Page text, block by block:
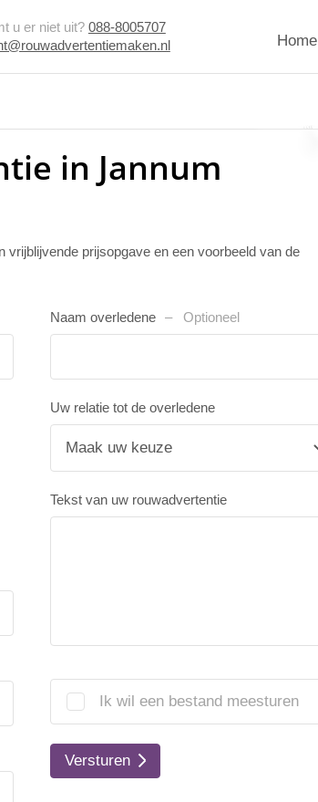
u er niet uit? 088-8005707
Home
in Jannum
vrijblijvende prijsopgave en een voorbeeld van de
Naam overledene Optioneel
Uw relatie tot de overledene
Tekst van uw rouwadvertentie
Ik wil een bestand meesturen
Versturen